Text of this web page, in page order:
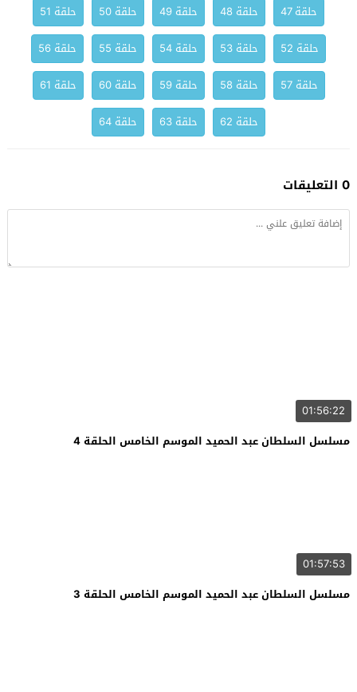
حلقة 47
حلقة 48 حلقة 49 حلقة 50
حلقة 51
حلقة 52
حلقة 53 حلقة 54 حلقة 55
حلقة 56
حلقة 57
حلقة 58 حلقة 59 حلقة 60
حلقة 61
حلقة 62
حلقة 63 حلقة 64
0 التعليقات
01:56:22
مسلسل السلطان عبد الحميد الموسم الخامس الحلقة 4
01:57:53
مسلسل السلطان عبد الحميد الموسم الخامس الحلقة 3